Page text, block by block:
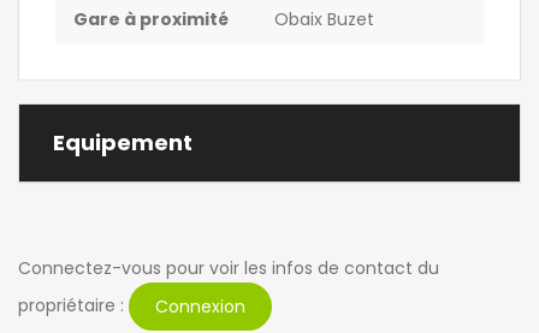
Gare à proximité
Obaix Buzet
Equipement
Connectez-vous pour voir les infos de contact du
propriétaire :
Connexion